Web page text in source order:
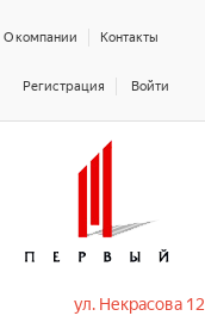
О компании Контакты
Регистрация Войти
ул. Некрасова 12